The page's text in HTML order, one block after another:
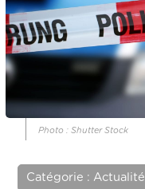
Photo : Shutter Stock
Catégorie : Actualité